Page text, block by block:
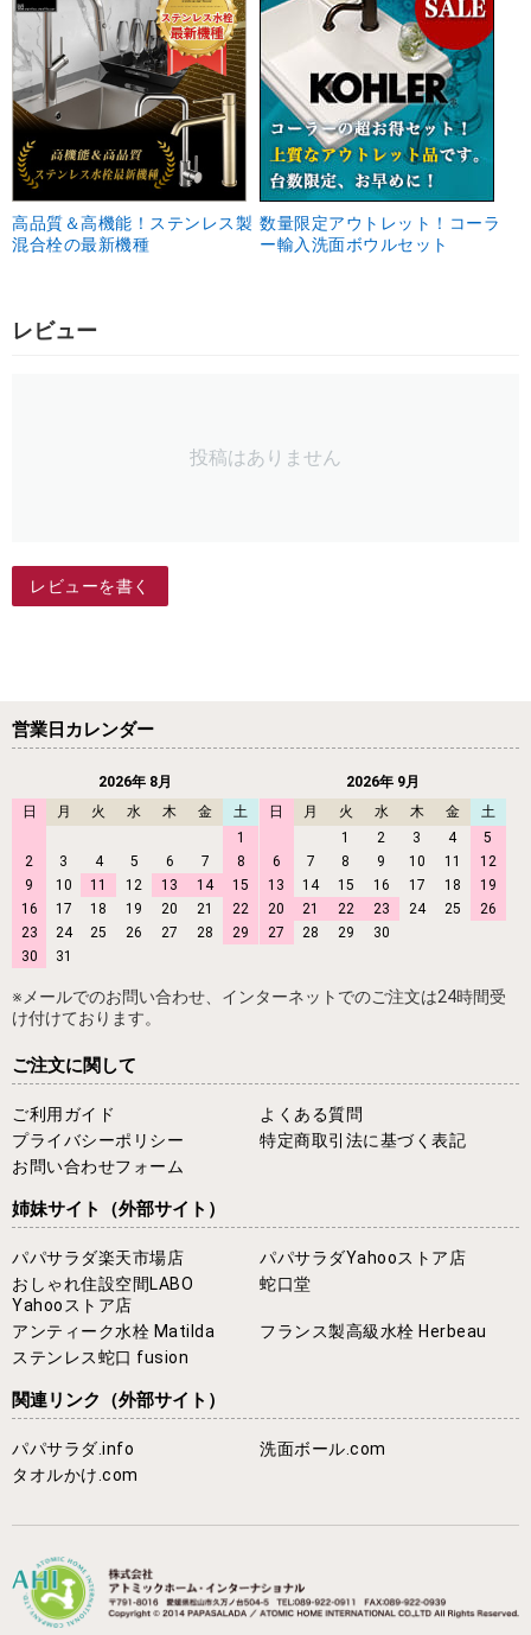
高品質＆高機能！ステンレス製
混合栓の最新機種
数量限定アウトレット！コーラ
ー輸入洗面ボウルセット
レビュー
投稿はありません
レビューを書く
営業日カレンダー
2026年 8月
日
月 火 水 木 金
土
1
2
3 4 5 6 7
8
9
10 11 12 13 14
15
16
17 18 19 20 21
22
23
24 25 26 27 28
29
30
31
2026年 9月
日
月 火 水 木 金
土
1
2 3 4
5
6
7 8 9 10 11
12
13
14 15 16 17 18
19
20
21 22 23 24 25
26
27
28 29 30
※メールでのお問い合わせ、インターネットでのご注文は24時間受
け付けております。
ご注文に関して
ご利用ガイド
よくある質問
プライバシーポリシー
特定商取引法に基づく表記
お問い合わせフォーム
姉妹サイト （外部サイト）
パパサラダ楽天市場店
パパサラダYahooストア店
おしゃれ住設空間LABO
Yahooストア店
蛇口堂
アンティーク水栓 Matilda
フランス製高級水栓 Herbeau
ステンレス蛇口 fusion
関連リンク （外部サイト）
パパサラダ.info
洗面ボール.com
タオルかけ.com